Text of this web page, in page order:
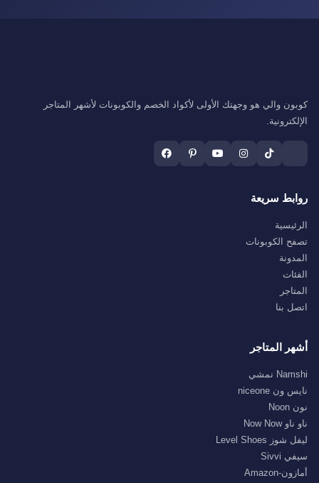
كوبون والي هو وجهتك الأولى لأكواد الخصم والكوبونات لأشهر المتاجر
الإلكترونية.
روابط سريعة
الرئيسية
تصفح الكوبونات
المدونة
الفئات
المتاجر
اتصل بنا
أشهر المتاجر
Namshi نمشي
نايس ون niceone
نون Noon
ناو ناو Now Now
ليفل شوز Level Shoes
سيفي Sivvi
أمازون-Amazon